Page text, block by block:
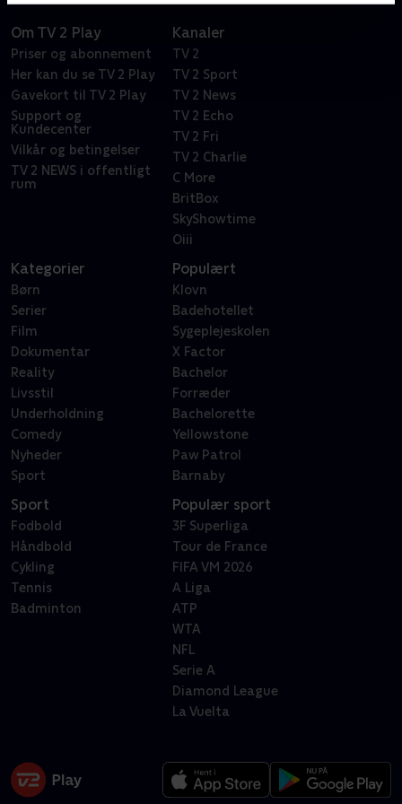
Om TV 2 Play
Priser og abonnement
Her kan du se TV 2 Play
Gavekort til TV 2 Play
Support og
Kundecenter
Vilkår og betingelser
TV 2 NEWS i offentligt
rum
Kanaler
TV 2
TV 2 Sport
TV 2 News
TV 2 Echo
TV 2 Fri
TV 2 Charlie
C More
BritBox
SkyShowtime
Oiii
Kategorier
Børn
Serier
Film
Dokumentar
Reality
Livsstil
Underholdning
Comedy
Nyheder
Sport
Populært
Klovn
Badehotellet
Sygeplejeskolen
X Factor
Bachelor
Forræder
Bachelorette
Yellowstone
Paw Patrol
Barnaby
Sport
Fodbold
Håndbold
Cykling
Tennis
Badminton
Populær sport
3F Superliga
Tour de France
FIFA VM 2026
A Liga
ATP
WTA
NFL
Serie A
Diamond League
La Vuelta